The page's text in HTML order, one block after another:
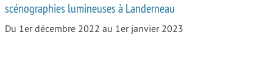
scénographies lumineuses à Landerneau
Du 1er décembre 2022 au 1er janvier 2023